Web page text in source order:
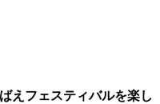
えフェスティバルを楽し